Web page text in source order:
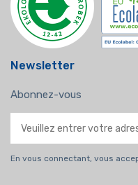
Newsletter
Abonnez-vous
En vous connectant, vous